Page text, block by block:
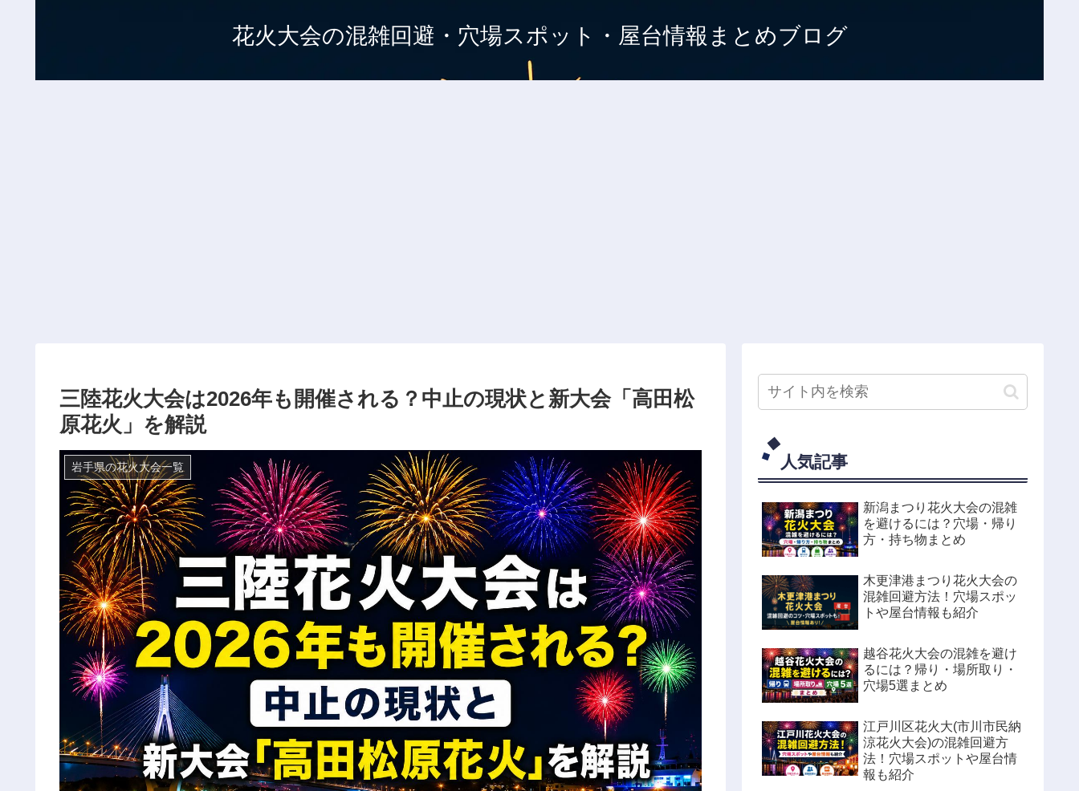
花火大会の混雑回避・穴場スポット・屋台情報まとめブログ
三陸花火大会は2026年も開催される？中止の現状と新大会「高田松
原花火」を解説
岩手県の花火大会一覧 人気記事
新潟まつり花火大会の混雑
を避けるには？穴場・帰り
方・持ち物まとめ
木更津港まつり花火大会の
混雑回避方法！穴場スポッ
トや屋台情報も紹介
越谷花火大会の混雑を避け
るには？帰り・場所取り・
穴場5選まとめ
江戸川区花火大(市川市民納
涼花火大会)の混雑回避方
法！穴場スポットや屋台情
報も紹介